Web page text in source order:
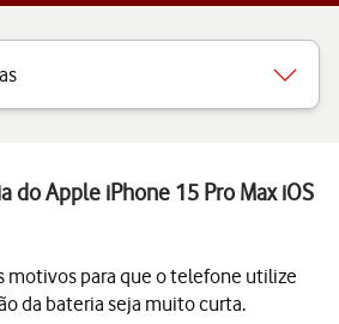
do Apple iPhone 15 Pro Max iOS
motivos para que o telefone utilize
da bateria seja muito curta.